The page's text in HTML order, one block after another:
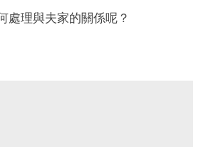
處理與夫家的關係呢？